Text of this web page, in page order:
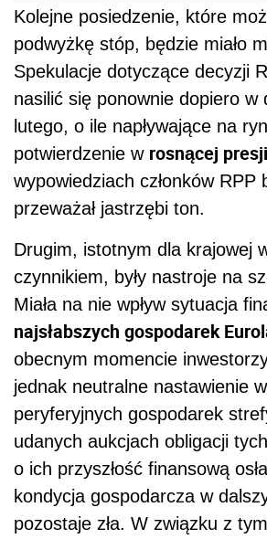
Kolejne posiedzenie, które
podwyżkę stóp, będzie miało
Spekulacje dotyczące decyzji
nasilić się ponownie dopiero w
lutego, o ile napływające na
potwierdzenie w rosnącej
wypowiedziach członków RPP
przeważał jastrzębi ton.
Drugim, istotnym dla krajowej
czynnikiem, były nastroje na
Miała na nie wpływ sytuacja
najsłabszych gospodarek
obecnym momencie
jednak neutralne nastawienie
peryferyjnych gospodarek
udanych aukcjach obligacji
o ich przyszłość finansową
kondycja gospodarcza w
pozostaje zła. W związku z